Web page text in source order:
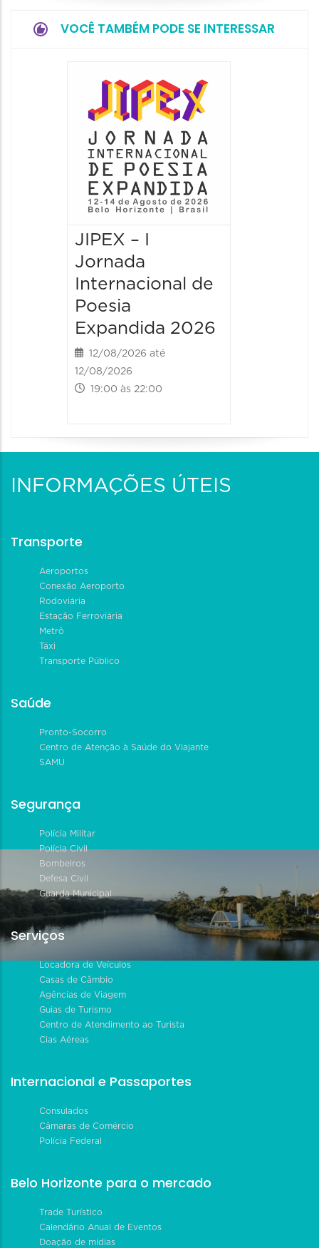
VOCÊ TAMBÉM PODE SE INTERESSAR
JIPEX – I
Jornada
Internacional de
Poesia
Expandida 2026
12/08/2026 até
12/08/2026
19:00 às 22:00
INFORMAÇÕES ÚTEIS
Transporte
Aeroportos
Conexão Aeroporto
Rodoviária
Estação Ferroviária
Metrô
Táxi
Transporte Público
Saúde
Pronto-Socorro
Centro de Atenção à Saúde do Viajante
SAMU
Segurança
Polícia Militar
Polícia Civil
Bombeiros
Defesa Civil
Guarda Municipal
Serviços
Locadora de Veículos
Casas de Câmbio
Agências de Viagem
Guias de Turismo
Centro de Atendimento ao Turista
Cias Aéreas
Internacional e Passaportes
Consulados
Câmaras de Comércio
Polícia Federal
Belo Horizonte para o mercado
Trade Turístico
Calendário Anual de Eventos
Doação de mídias